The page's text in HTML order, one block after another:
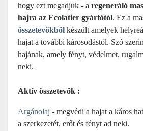
hogy ezt megadjuk - a regeneráló
hajra az Ecolatier gyártótól. Ez a
összetevőkből készült amelyek
hajat a további károsodástól. Szó
hajának, amely fényt, védelmet,
neki.
Aktív összetevők :
Argánolaj - megvédi a hajat a káros
a szerkezetét, erőt és fényt ad neki.